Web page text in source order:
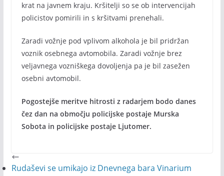
krat na javnem kraju. Kršitelji so se ob intervencijah
policistov pomirili in s kršitvami prenehali.
Zaradi vožnje pod vplivom alkohola je bil pridržan
voznik osebnega avtomobila. Zaradi vožnje brez
veljavnega vozniškega dovoljenja pa je bil zasežen
osebni avtomobil.
Pogostejše meritve hitrosti z radarjem bodo danes
čez dan na območju policijske postaje Murska
Sobota in policijske postaje Ljutomer.
Rudaševi se umikajo iz Dnevnega bara Vinarium